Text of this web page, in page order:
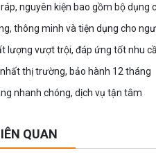
nguyên kiện bao gồm bộ dụng
thông minh và tiện dụng cho
lượng vượt trội, đáp ứng tốt nhu
thị trường, bảo hành 12 tháng
nhanh chóng, dịch vụ tận tâm
QUAN